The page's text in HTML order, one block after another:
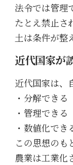
法令では管理
たとえ禁止さ
土は条件が整
近代国家が
近代国家は、
・分解できる
・管理できる
・数値化でき
この思想のも
農業は工業化